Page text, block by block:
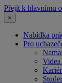
Přejít k hlavnímu
×
Nabídka
Pro
Videa